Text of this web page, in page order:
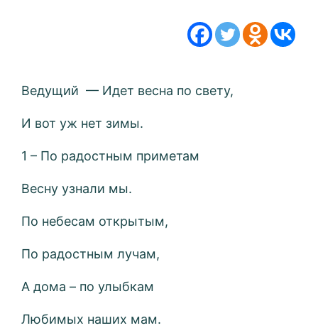
Ведущий — Идет весна по свету,
И вот уж нет зимы.
1 – По радостным приметам
Весну узнали мы.
По небесам открытым,
По радостным лучам,
А дома – по улыбкам
Любимых наших мам.